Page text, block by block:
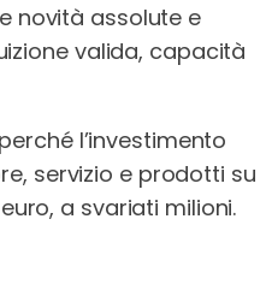
novità assolute e
valida, capacità
l’investimento
servizio e prodotti su
a svariati milioni.